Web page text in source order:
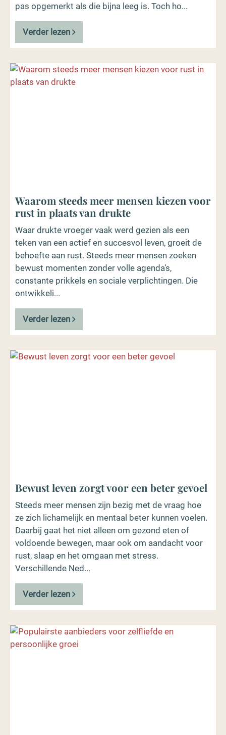
pas opgemerkt als die bijna leeg is. Toch ho...
Verder lezen
Waarom steeds meer mensen kiezen voor
rust in plaats van drukte
Waar drukte vroeger vaak werd gezien als een
teken van een actief en succesvol leven, groeit de
behoefte aan rust. Steeds meer mensen zoeken
bewust momenten zonder volle agenda’s,
constante prikkels en sociale verplichtingen. Die
ontwikkeli...
Verder lezen
Bewust leven zorgt voor een beter gevoel
Steeds meer mensen zijn bezig met de vraag hoe
ze zich lichamelijk en mentaal beter kunnen voelen.
Daarbij gaat het niet alleen om gezond eten of
voldoende bewegen, maar ook om aandacht voor
rust, slaap en het omgaan met stress.
Verschillende Ned...
Verder lezen